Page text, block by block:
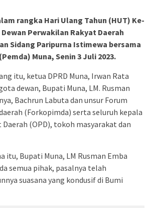
rangka Hari Ulang Tahun (HUT) Ke-
Perwakilan Rakyat Daerah
Sidang Paripurna Istimewa bersama
Muna, Senin 3 Juli 2023.
itu, ketua DPRD Muna, Irwan Rata
dewan, Bupati Muna, LM. Rusman
Bachrun Labuta dan unsur Forum
(Forkopimda) serta seluruh kepala
(OPD), tokoh masyarakat dan
itu, Bupati Muna, LM Rusman Emba
semua pihak, pasalnya telah
suasana yang kondusif di Bumi